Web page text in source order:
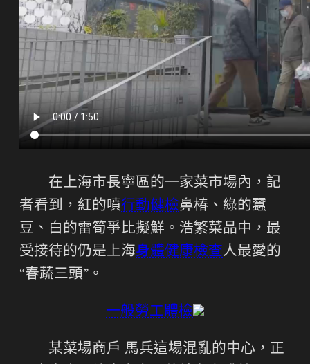
在上海市長寧區的一家菜市場內，記
者看到，紅的噴行動健檢鼻椿、綠的蠶
豆、白的雷筍爭比擬鮮。浩繁菜品中，最
受接待的仍是上海身體健康檢查人最愛的
“春蔬三頭”。
一般勞工體檢
某菜場商戶 馬兵這場混亂的中心，正